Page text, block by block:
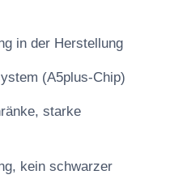
in der Herstellung
(A5plus-Chip)
starke
kein schwarzer